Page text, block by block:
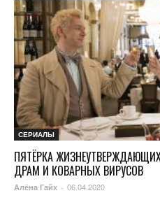
СЕРИАЛЫ
ПЯТЁРКА
ДРАМ И КОВАРНЫХ ВИРУСОВ
Алёна Гайх - 06.04.2020